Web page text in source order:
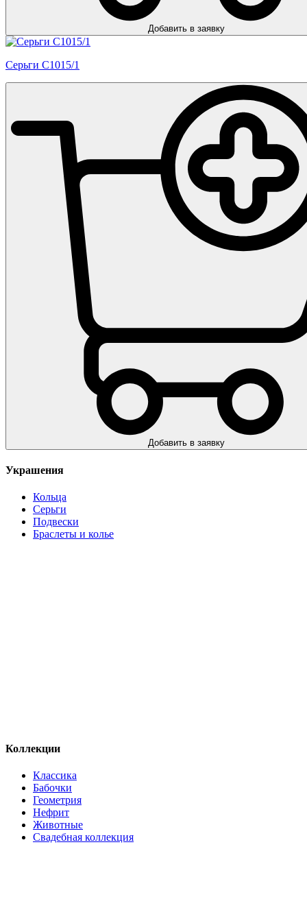
Добавить в заявку
Серьги С1015/1
Добавить в заявку
Украшения
Кольца
Серьги
Подвески
Браслеты и колье
Коллекции
Классика
Бабочки
Геометрия
Нефрит
Животные
Свадебная коллекция